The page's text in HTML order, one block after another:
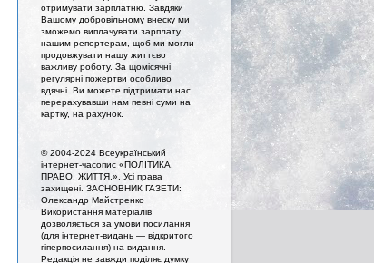
отримувати зарплатню. Завдяки
Вашому добровільному внеску ми
зможемо виплачувати зарплату
нашим репортерам, щоб ми могли
продовжувати нашу життєво
важливу роботу. За щомісячні
регулярні пожертви особливо
вдячні. Ви можете підтримати нас,
перерахувавши нам певні суми на
картку, на рахунок.
© 2004-2024 Всеукраїнський
інтернет-часопис «ПОЛІТИКА.
ПРАВО. ЖИТТЯ.». Усi права
захищенi. ЗАСНОВНИК ГАЗЕТИ:
Олександр Майстренко
Використання матеріалів
дозволяється за умови посилання
(для інтернет-видань — відкритого
гіперпосилання) на видання.
Редакція не завжди поділяє думку